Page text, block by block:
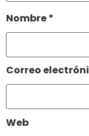
Nombre*
Correo
Web